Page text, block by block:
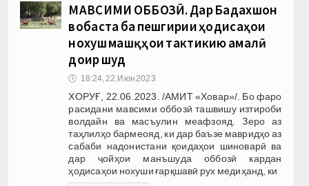
МАВСИМИ ОББОЗӢ. Дар Бадахшон
вобаста ба пешгирии ҳодисаҳои
нохуш машқҳои тактикию амалӣ
доир шуд
🕔 18:24, 22.Июн 2023
ХОРУҒ, 22.06.2023. /АМИТ «Ховар»/. Бо фаро
расидани мавсими оббозӣ ташвишу изтироби
волдайн ва масъулин меафзояд. Зеро аз
таҳлилҳо бармеояд, ки дар баъзе мавридҳо аз
сабаби надонистани қоидаҳои шиноварӣ ва
дар ҷойҳои манъшуда оббозӣ кардан
ҳодисаҳои нохуши ғарқшавӣ рух медиҳанд, ки